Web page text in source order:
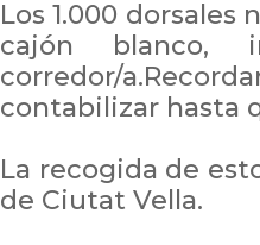
Los 1.000 dorsales
cajón blanco,
corredor/
contabilizar hasta
La recogida de
de Ciutat Vella.